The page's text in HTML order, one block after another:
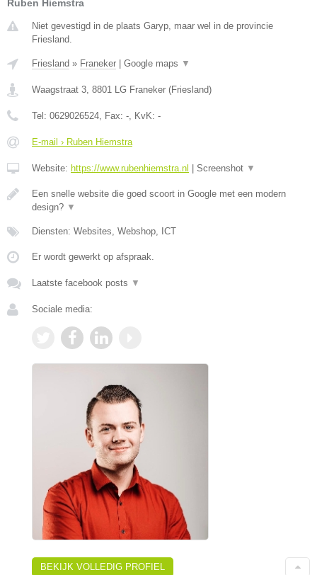
Ruben Hiemstra
Niet gevestigd in de plaats Garyp, maar wel in de provincie
Friesland.
Friesland » Franeker Google maps ▼
Waagstraat 3, 8801 LG Franeker (Friesland)
Tel: 0629026524, Fax: -, KvK: -
E-mail › Ruben Hiemstra
Website: https://www.rubenhiemstra.nl Screenshot ▼
Een snelle website die goed scoort in Google met een modern
design? ▼
Diensten: Websites, Webshop, ICT
Er wordt gewerkt op afspraak.
Laatste facebook posts ▼
Sociale media:
BEKIJK VOLLEDIG PROFIEL